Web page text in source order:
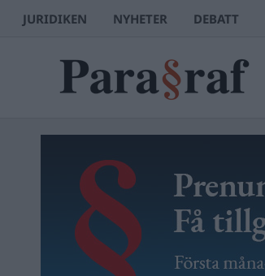
JURIDIKEN NYHETER DEBATT